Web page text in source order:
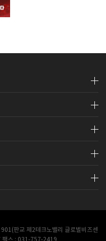
판교 제2테크노밸리 글로벌비즈센